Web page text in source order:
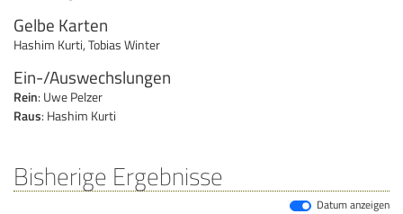
Gelbe Karten
Hashim Kurti,Tobias Winter
Ein-/Auswechslungen
Rein: Uwe Pelzer
Raus: Hashim Kurti
Bisherige Ergebnisse
Datum anzeigen